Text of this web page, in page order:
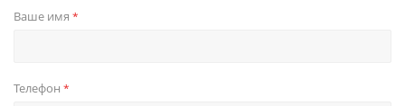
Ваше имя *
Телефон *